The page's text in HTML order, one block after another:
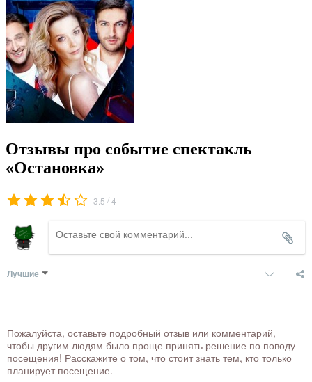
Отзывы про событие спектакль
«Остановка»
3.5 /4
Лучшие
Пожалуйста, оставьте подробный отзыв или комментарий,
чтобы другим людям было проще принять решение по поводу
посещения! Расскажите о том, что стоит знать тем, кто только
планирует посещение.